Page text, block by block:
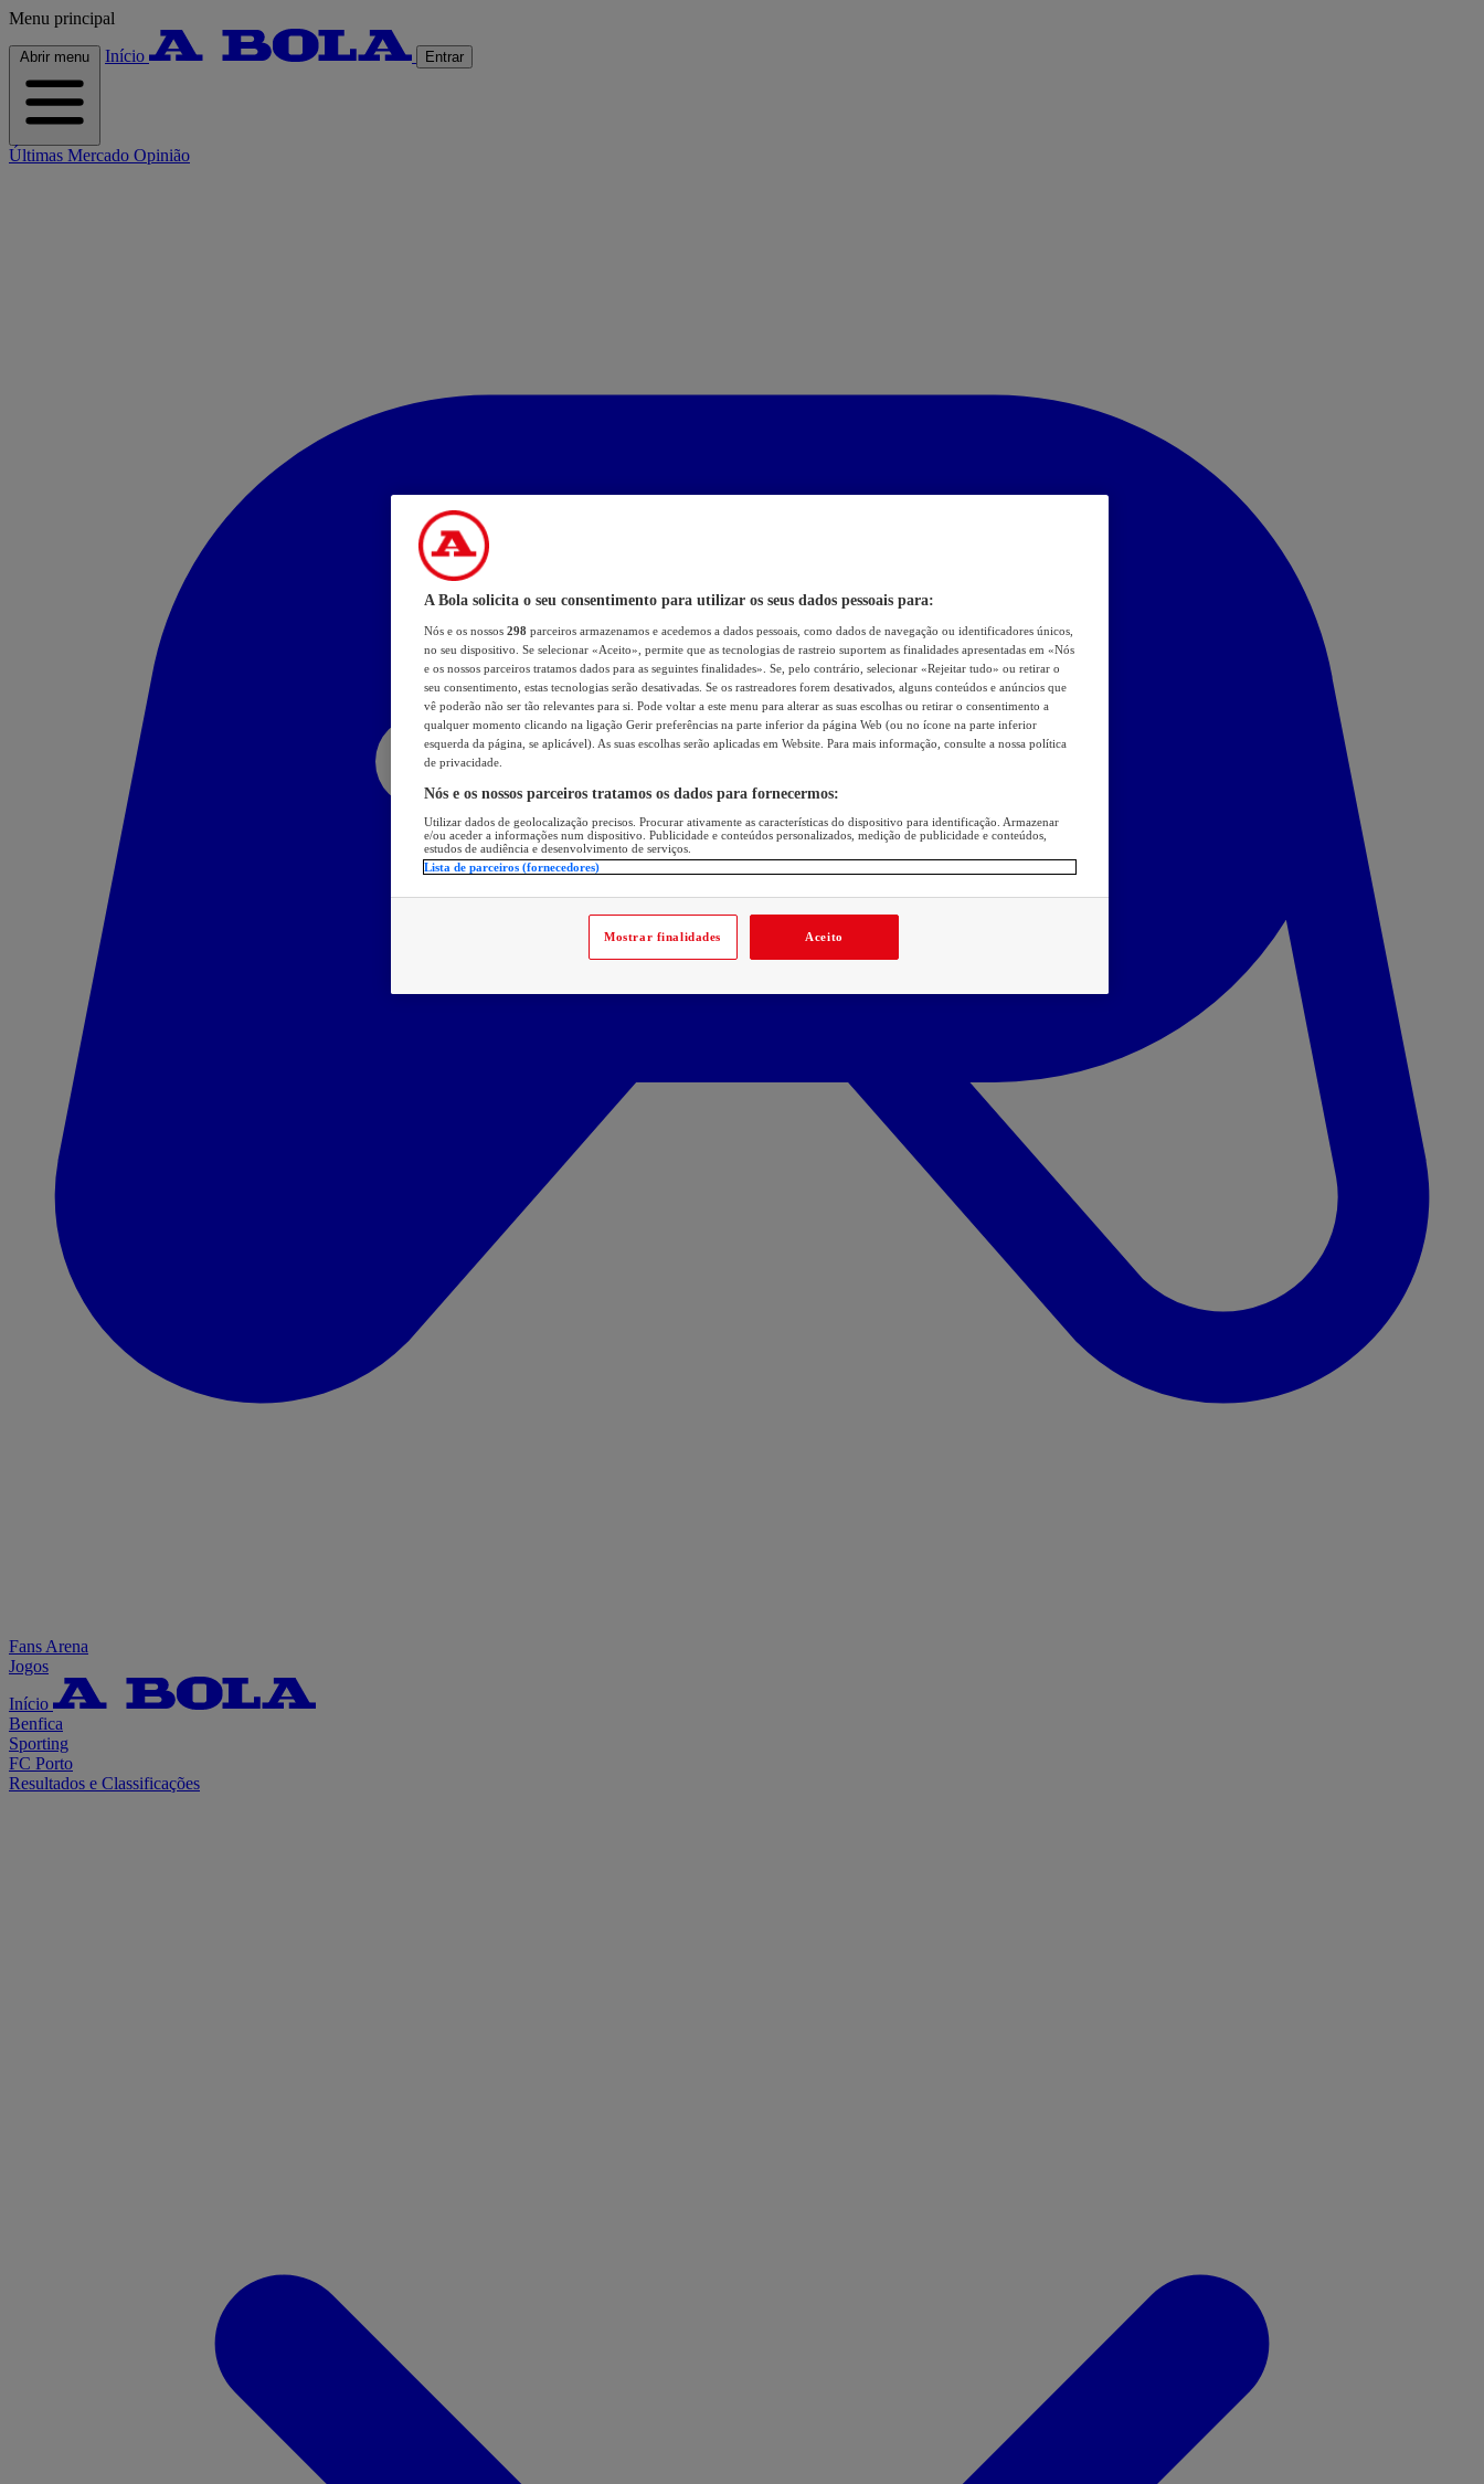
Menu principal
Abrir menu Início Entrar
Últimas Mercado Opinião
Fans Arena
Jogos
Início
Benfica
Sporting
FC Porto
Resultados e Classificações
A Bola solicita o seu consentimento para utilizar os seus dados pessoais para:
Nós e os nossos 298 parceiros armazenamos e acedemos a dados pessoais, como dados de navegação ou identificadores únicos,
no seu dispositivo. Se selecionar «Aceito», permite que as tecnologias de rastreio suportem as finalidades apresentadas em «Nós
e os nossos parceiros tratamos dados para as seguintes finalidades». Se, pelo contrário, selecionar «Rejeitar tudo» ou retirar o
seu consentimento, estas tecnologias serão desativadas. Se os rastreadores forem desativados, alguns conteúdos e anúncios que
vê poderão não ser tão relevantes para si. Pode voltar a este menu para alterar as suas escolhas ou retirar o consentimento a
qualquer momento clicando na ligação Gerir preferências na parte inferior da página Web (ou no ícone na parte inferior
esquerda da página, se aplicável). As suas escolhas serão aplicadas em Website. Para mais informação, consulte a nossa política
de privacidade.
Nós e os nossos parceiros tratamos os dados para fornecermos:
Utilizar dados de geolocalização precisos. Procurar ativamente as características do dispositivo para identificação. Armazenar
e/ou aceder a informações num dispositivo. Publicidade e conteúdos personalizados, medição de publicidade e conteúdos,
estudos de audiência e desenvolvimento de serviços.
Lista de parceiros (fornecedores)
Mostrar finalidades Aceito